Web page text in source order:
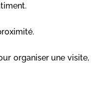
organiser une visite,